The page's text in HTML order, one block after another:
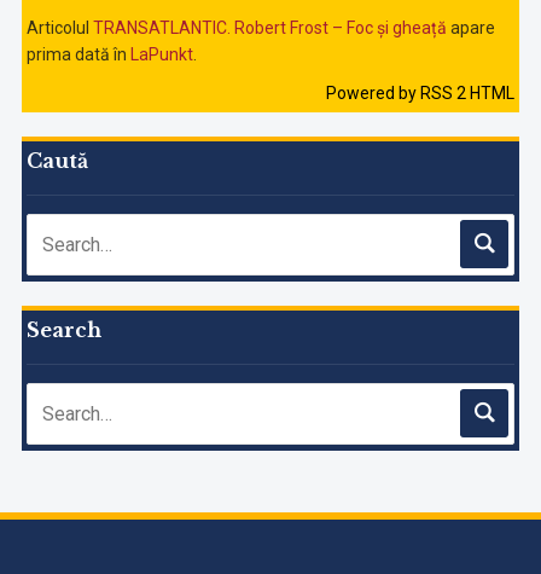
Articolul TRANSATLANTIC. Robert Frost – Foc și gheață apare
prima dată în
LaPunkt.
Powered by RSS 2 HTML
Caută
Search